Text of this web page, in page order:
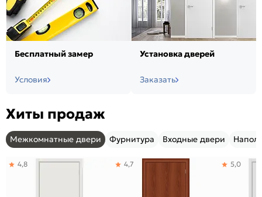
Бесплатный замер
Условия
Установка дверей
Заказать
Хиты продаж
Межкомнатные двери Фурнитура Входные двери
4,8 4,7 5,0